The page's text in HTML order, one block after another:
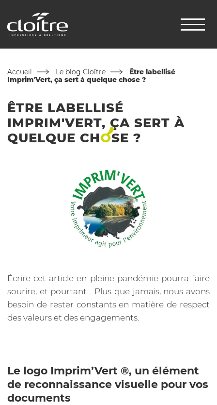
Accueil Le blog Cloître
Être labellisé
Imprim'Vert, ça sert à quelque chose ?
ÊTRE LABELLISÉ
IMPRIM'VERT, ÇA SERT À
QUELQUE CHOSE ?
Écrire cet article en pleine pandémie pourra faire
sourire, et pourtant… Plus que jamais, nous avons
besoin de rester constants en matière de respect
des valeurs et des engagements.
Le logo Imprim’Vert ®, un élément
de reconnaissance visuelle pour vos
documents